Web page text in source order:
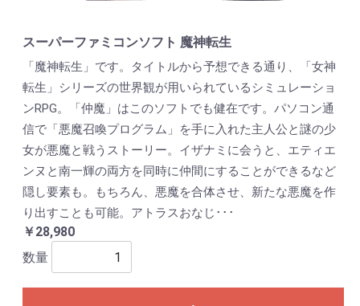
スーパーファミコンソフト 魔神転生
「魔神転生」です。タイトルから予想できる通り、「女神
転生」シリーズの世界観が用いられているシミュレーショ
ンRPG。「仲魔」はこのソフトでも健在です。パソコン通
信で「悪魔召喚プログラム」を手に入れた主人公と謎の少
女が悪魔と戦うストーリー。イザナミに会うと、エティエ
ンヌと南一輝の両方を同時に仲間にすることができるなど
隠し要素も。もちろん、悪魔を合体させ、新たな悪魔を作
り出すことも可能。アトラスおなじ･･･
￥28,980
数量